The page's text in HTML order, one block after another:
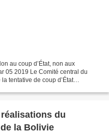
au coup d’État, non aux
05 2019 Le Comité central du
tentative de coup d’État
du
la Bolivie